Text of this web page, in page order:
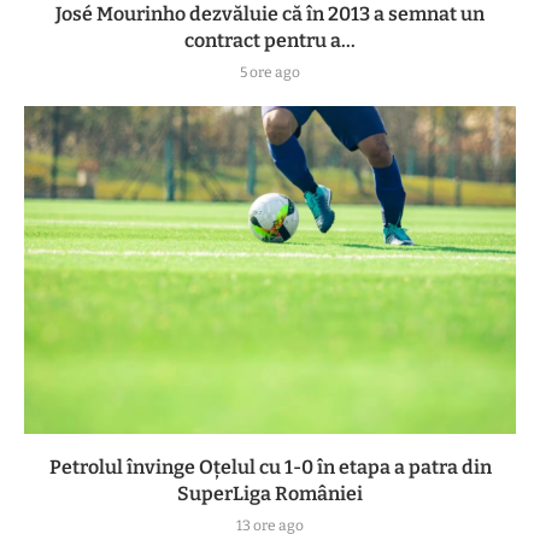
José Mourinho dezvăluie că în 2013 a semnat un
contract pentru a...
5 ore ago
Petrolul învinge Oțelul cu 1-0 în etapa a patra din
SuperLiga României
13 ore ago